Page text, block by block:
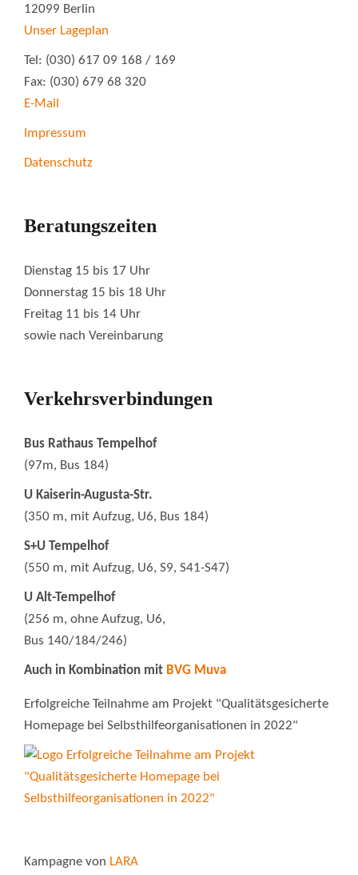
12099 Berlin
Unser Lageplan
Tel: (030) 617 09 168 / 169
Fax: (030) 679 68 320
E-Mail
Impressum
Datenschutz
Beratungszeiten
Dienstag 15 bis 17 Uhr
Donnerstag 15 bis 18 Uhr
Freitag 11 bis 14 Uhr
sowie nach Vereinbarung
Verkehrsverbindungen
Bus Rathaus Tempelhof
(97m, Bus 184)
U Kaiserin-Augusta-Str.
(350 m, mit Aufzug, U6, Bus 184)
S+U Tempelhof
(550 m, mit Aufzug, U6, S9, S41-S47)
U Alt-Tempelhof
(256 m, ohne Aufzug, U6,
Bus 140/184/246)
Auch in Kombination mit BVG Muva
Erfolgreiche Teilnahme am Projekt "Qualitätsgesicherte
Homepage bei Selbsthilfeorganisationen in 2022"
Kampagne von LARA